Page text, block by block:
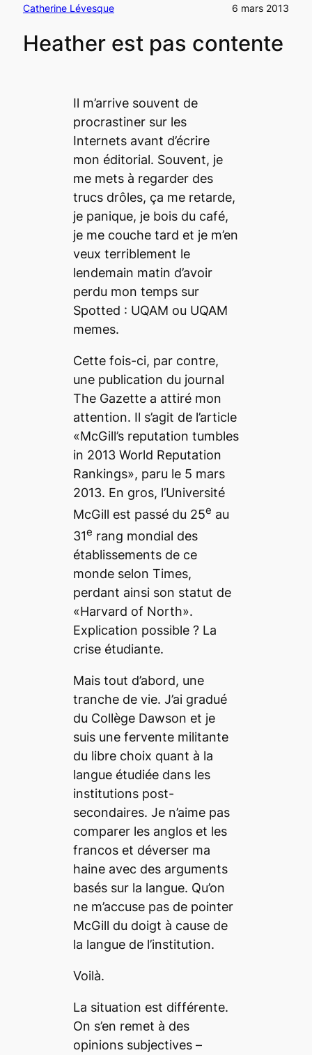
Catherine Lévesque 6 mars 2013
Heather est pas contente
Il m’arrive souvent de
procrastiner sur les
Internets avant d’écrire
mon éditorial. Souvent, je
me mets à regarder des
trucs drôles, ça me retarde,
je panique, je bois du café,
je me couche tard et je m’en
veux terriblement le
lendemain matin d’avoir
perdu mon temps sur
Spotted : UQAM ou UQAM
memes.
Cette fois-ci, par contre,
une publication du journal
The Gazettea attiré mon
attention. Il s’agit de l’article
«McGill’s reputation tumbles
in 2013 World Reputation
Rankings», paru le 5 mars
2013. En gros, l’Université
McGill est passé du 25e au
31e rang mondial des
établissements de ce
monde selon Times,
perdant ainsi son statut de
«Harvard of North».
Explication possible ? La
crise étudiante.
Mais tout d’abord, une
tranche de vie. J’ai gradué
du Collège Dawson et je
suis une fervente militante
du libre choix quant à la
langue étudiée dans les
institutions post-
secondaires. Je n’aime pas
comparer les anglos et les
francos et déverser ma
haine avec des arguments
basés sur la langue. Qu’on
ne m’accuse pas de pointer
McGill du doigt à cause de
la langue de l’institution.
Voilà.
La situation est différente.
On s’en remet à des
opinions subjectives –